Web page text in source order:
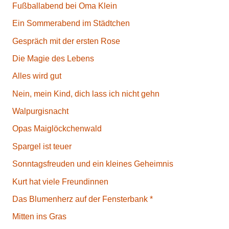
Fußballabend bei Oma Klein
Ein Sommerabend im Städtchen
Gespräch mit der ersten Rose
Die Magie des Lebens
Alles wird gut
Nein, mein Kind, dich lass ich nicht gehn
Walpurgisnacht
Opas Maiglöckchenwald
Spargel ist teuer
Sonntagsfreuden und ein kleines Geheimnis
Kurt hat viele Freundinnen
Das Blumenherz auf der Fensterbank *
Mitten ins Gras